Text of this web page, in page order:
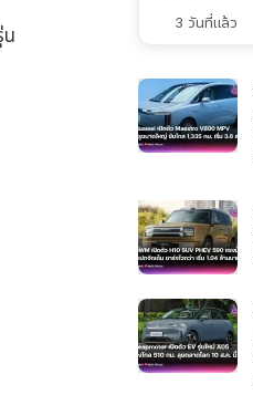
น
3 วันที่แล้ว